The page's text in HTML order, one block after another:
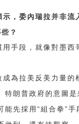
，委內瑞拉并非
？
手段，就像對墨
為拉美反美力量
特朗普政府的意圖
能先採用 “ 組合拳 ”手